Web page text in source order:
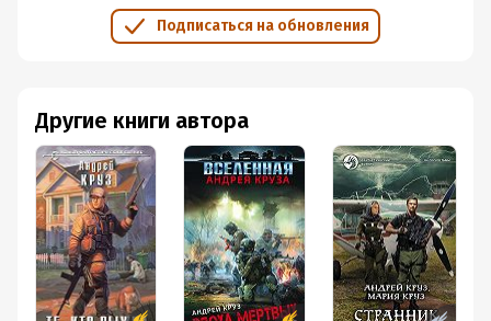
Подписаться на обновления
Другие книги автора